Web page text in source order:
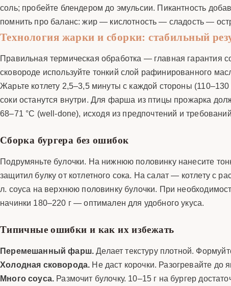
соль; пробейте блендером до эмульсии. Пикантность
помнить про баланс: жир — кислотность — сладость —
Технология жарки и сборки: стабильный
Правильная термическая обработка — главная гарантия
сковороде используйте тонкий слой рафинированного
Жарьте котлету 2,5–3,5 минуты с каждой стороны
соки останутся внутри. Для фарша из птицы прожарка
68–71 °C (well-done), исходя из предпочтений и
Сборка бургера без ошибок
Подрумяньте булочки. На нижнюю половинку нанесите
защитил булку от котлетного сока. На салат — котлету
л. соуса на верхнюю половинку булочки. При
начинки 180–220 г — оптимален для удобного укуса.
Типичные ошибки и как их избежать
Перемешанный фарш.Делает текстуру плотной.
Холодная сковорода. Не даст корочки. Разогревайте до
Много соуса. Размочит булочку. 10–15 г на бургер